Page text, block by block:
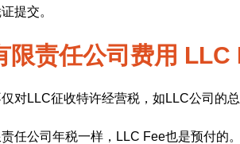
提交。
限责任公司费用
对LLC征收特许经营税，如LLC公司的
任公司年税一样，LLC Fee也是预付的